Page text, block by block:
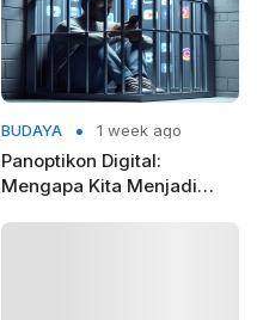
BUDAYA 1 week ago
Panoptikon Digital:
Mengapa Kita Menjadi